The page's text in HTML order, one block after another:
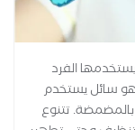
الفرد
سائل يستخدم
تتنوع